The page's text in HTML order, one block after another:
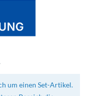
um einen Set-Artikel.